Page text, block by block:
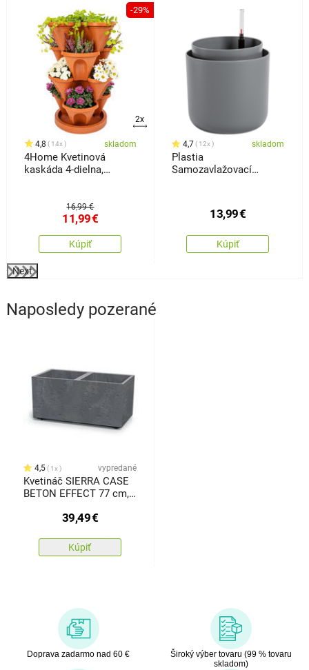
-29%
2x
4,8 14x skladom
4Home Kvetinová
kaskáda 4-dielna,
16,99 €
11,99€
Kúpiť
4,7 12x skladom
Plastia
Samozavlažovací
13,99€
Kúpiť
Next
Naposledy pozerané
4,5 1x vypredané
Kvetináč SIERRA CASE
BETON EFFECT 77 cm,
39,49€
Kúpiť
Doprava zadarmo nad 60 €
Široký výber tovaru (99 % tovaru
skladom)